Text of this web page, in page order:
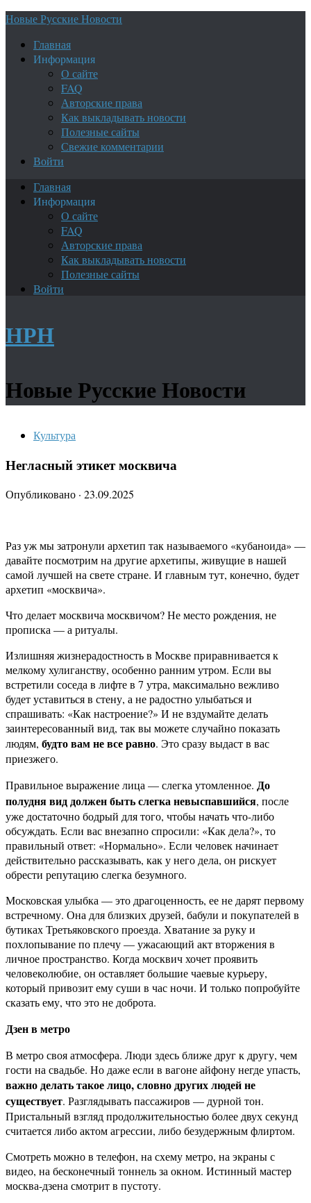
Новые Русские Новости
Главная
Информация
О сайте
FAQ
Авторские права
Как выкладывать новости
Полезные сайты
Свежие комментарии
Войти
Главная
Информация
О сайте
FAQ
Авторские права
Как выкладывать новости
Полезные сайты
Войти
НРН
Новые Русские Новости
Культура
Негласный этикет москвича
Опубликовано · 23.09.2025
Раз уж мы затронули архетип так называемого «кубаноида» —
давайте посмотрим на другие архетипы, живущие в нашей
самой лучшей на свете стране. И главным тут, конечно, будет
архетип «москвича».
Что делает москвича москвичом? Не место рождения, не
прописка — а ритуалы.
Излишняя жизнерадостность в Москве приравнивается к
мелкому хулиганству, особенно ранним утром. Если вы
встретили соседа в лифте в 7 утра, максимально вежливо
будет уставиться в стену, а не радостно улыбаться и
спрашивать: «Как настроение?» И не вздумайте делать
заинтересованный вид, так вы можете случайно показать
людям, будто вам не все равно. Это сразу выдаст в вас
приезжего.
Правильное выражение лица — слегка утомленное. До
полудня вид должен быть слегка невыспавшийся, после
уже достаточно бодрый для того, чтобы начать что-либо
обсуждать. Если вас внезапно спросили: «Как дела?», то
правильный ответ: «Нормально». Если человек начинает
действительно рассказывать, как у него дела, он рискует
обрести репутацию слегка безумного.
Московская улыбка — это драгоценность, ее не дарят первому
встречному. Она для близких друзей, бабули и покупателей в
бутиках Третьяковского проезда. Хватание за руку и
похлопывание по плечу — ужасающий акт вторжения в
личное пространство. Когда москвич хочет проявить
человеколюбие, он оставляет большие чаевые курьеру,
который привозит ему суши в час ночи. И только попробуйте
сказать ему, что это не доброта.
Дзен в метро
В метро своя атмосфера. Люди здесь ближе друг к другу, чем
гости на свадьбе. Но даже если в вагоне айфону негде упасть,
важно делать такое лицо, словно других людей не
существует. Разглядывать пассажиров — дурной тон.
Пристальный взгляд продолжительностью более двух секунд
считается либо актом агрессии, либо безудержным флиртом.
Смотреть можно в телефон, на схему метро, на экраны с
видео, на бесконечный тоннель за окном. Истинный мастер
москва-дзена смотрит в пустоту.